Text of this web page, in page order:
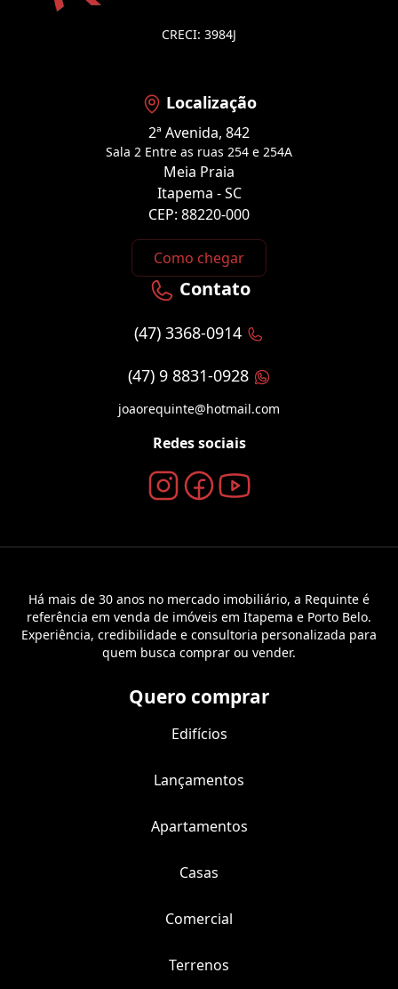
CRECI: 3984J
Localização
2ª Avenida, 842
Sala 2 Entre as ruas 254 e 254A
Meia Praia
Itapema - SC
CEP: 88220-000
Como chegar
Contato
(47) 3368-0914
(47) 9 8831-0928
joaorequinte@hotmail.com
Redes sociais
Há mais de 30 anos no mercado imobiliário, a Requinte é
referência em venda de imóveis em Itapema e Porto Belo.
Experiência, credibilidade e consultoria personalizada para
quem busca comprar ou vender.
Quero comprar
Edifícios
Lançamentos
Apartamentos
Casas
Comercial
Terrenos